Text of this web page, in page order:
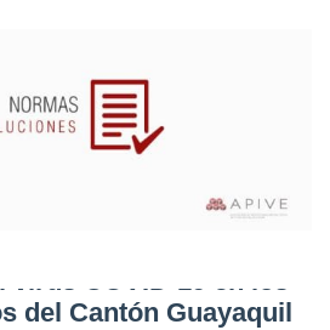
para evitar la
virus COVID-19 en los
del Cantón Guayaquil